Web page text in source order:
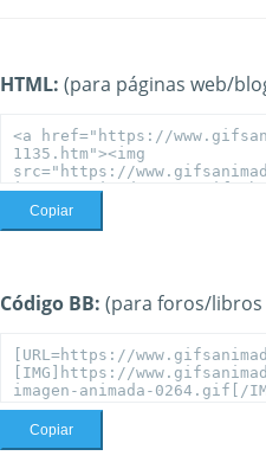
HTML: (para páginas web/
Copiar
Código BB: (para foros/libros
Copiar